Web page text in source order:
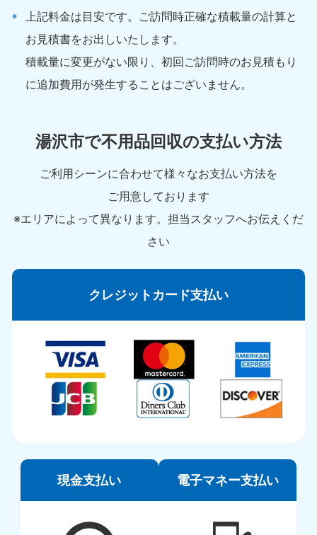
上記料金は目安です。ご訪問時正確な積載量の計算と
お見積書をお出しいたします。
積載量に変更がない限り、初回ご訪問時のお見積もり
に追加費用が発生することはございません。
湯沢市で不用品回収の支払い方法
ご利用シーンに合わせて様々なお支払い方法を
ご用意しております
※エリアによって異なります。担当スタッフへお伝えくだ
さい
クレジットカード支払い
現金支払い 電子マネー支払い